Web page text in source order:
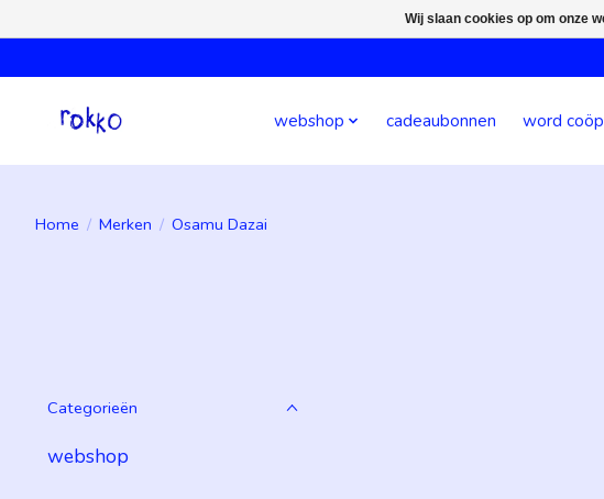
webshop cadeaubonnen word
Home / Merken / Osamu Dazai
Categorieën
webshop
Wij slaan cookies op om onze